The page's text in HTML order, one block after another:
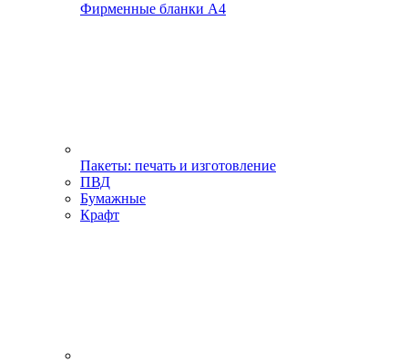
Фирменные бланки А4
Пакеты: печать и изготовление
ПВД
Бумажные
Крафт